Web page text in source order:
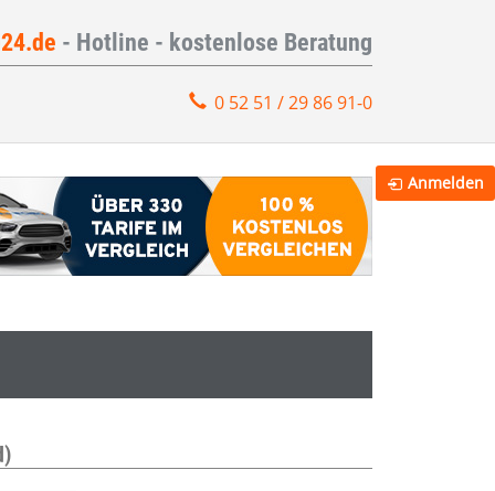
- Hotline - kostenlose Beratung
0 52 51 / 29 86 91-0
Anmelden